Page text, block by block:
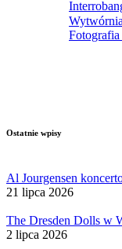
Ostatnie wpisy
Al Jourgensen
21 lipca 2026
The Dresden Dolls w
2 lipca 2026